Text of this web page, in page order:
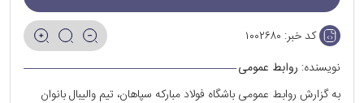
کد خبر: ۱۰۰۲۶۸۰
نویسنده: روابط عمومی
به گزارش روابط عمومی باشگاه فولاد مبارکه سپاهان، تیم والیبال بانوان